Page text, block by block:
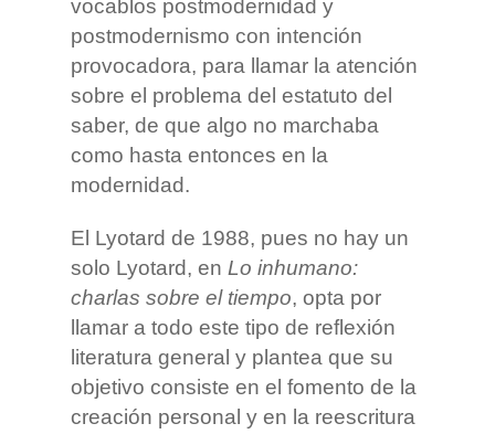
vocablos postmodernidad y
postmodernismo con intención
provocadora, para llamar la atención
sobre el problema del estatuto del
saber, de que algo no marchaba
como hasta entonces en la
modernidad.
El Lyotard de 1988, pues no hay un
solo Lyotard, en Lo inhumano:
charlas sobre el tiempo, opta por
llamar a todo este tipo de reflexión
literatura general y plantea que su
objetivo consiste en el fomento de la
creación personal y en la reescritura